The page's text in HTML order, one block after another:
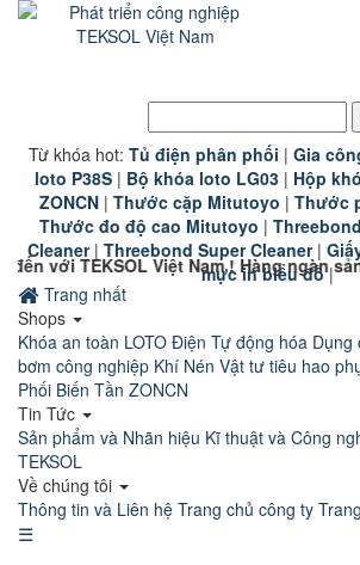
Từ khóa hot: Tủ điện phân phối | Gia
loto P38S| Bộ khóa loto LG03| Hộp
ZONCN| Thước cặp Mitutoyo | Thước
Thước đo độ cao Mitutoyo |
Cleaner| Threebond Super Cleaner|
mực in biểu đồ |
Việt Nam ! Hàng ngàn sản phẩm
Trang nhất
Shops
Khóa an toàn LOTO Điện Tự động hóa Dụng
bơm công nghiệp Khí Nén Vật tư tiêu hao
Phối Biến Tần ZONCN
Tin Tức
Sản phẩm và Nhãn hiệu Kĩ thuật và Công
TEKSOL
Về chúng tôi
Thông tin và Liên hệ Trang chủ công ty
☰